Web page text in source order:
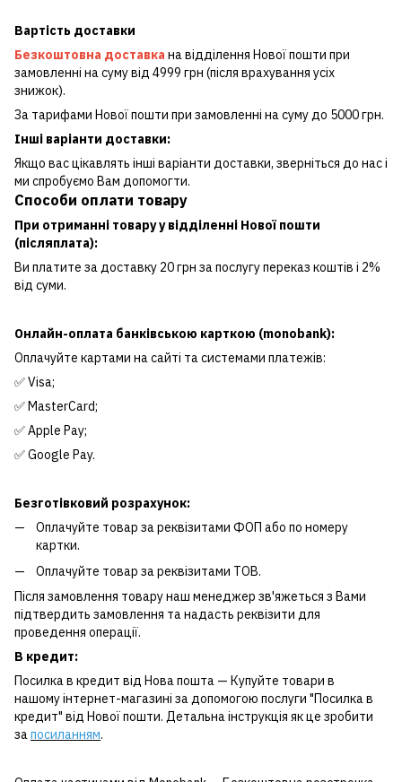
Вартість доставки
Безкоштовна доставка на відділення Нової пошти при
замовленні на суму від 4999 грн (після врахування усіх
знижок).
За тарифами Нової пошти при замовленні на суму до 5000 грн.
Інші варіанти доставки:
Якщо вас цікавлять інші варіанти доставки, зверніться до нас і
ми спробуємо Вам допомогти.
Способи оплати товару
При отриманні товару у відділенні Нової пошти
(післяплата):
Ви платите за доставку 20 грн за послугу переказ коштів і 2%
від суми.
Онлайн-оплата банківською карткою (monobank):
Оплачуйте картами на сайті та системами платежів:
✅ Visa;
✅ MasterCard;
✅ Apple Pay;
✅ Google Pay.
Безготівковий розрахунок:
Оплачуйте товар за реквізитами ФОП або по номеру
картки.
Оплачуйте товар за реквізитами ТОВ.
Після замовлення товару наш менеджер зв'яжеться з Вами
підтвердить замовлення та надасть реквізити для
проведення операції.
В кредит:
Посилка в кредит від Нова пошта — Купуйте товари в
нашому інтернет-магазині за допомогою послуги "Посилка в
кредит" від Нової пошти. Детальна інструкція як це зробити
запосиланням.